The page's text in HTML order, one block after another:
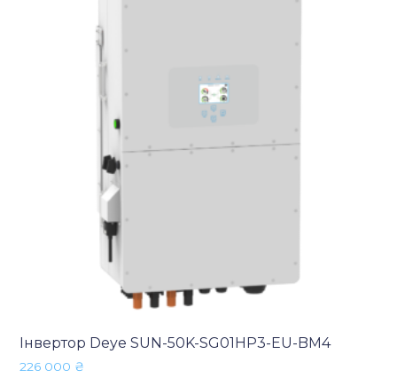
Інвертор Deye SUN-50K-SG01HP3-EU-BM4
226 000 ₴